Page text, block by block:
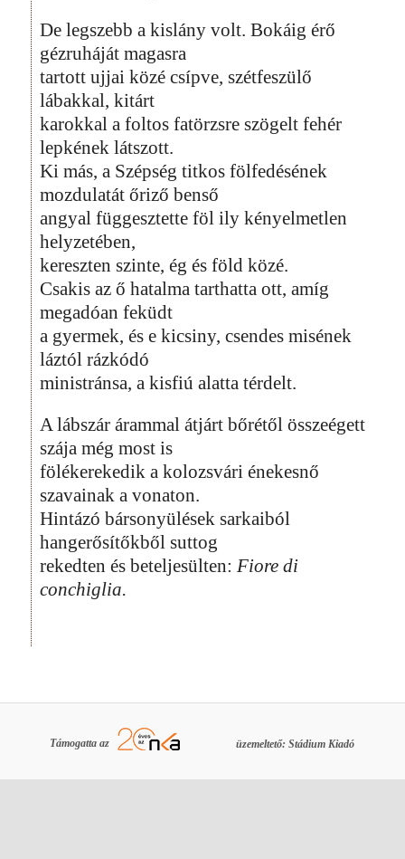
De legszebb a kislány volt. Bokáig érő
gézruháját magasra
tartott ujjai közé csípve, szétfeszülő
lábakkal, kitárt
karokkal a foltos fatörzsre szögelt fehér
lepkének látszott.
Ki más, a Szépség titkos fölfedésének
mozdulatát őriző benső
angyal függesztette föl ily kényelmetlen
helyzetében,
kereszten szinte, ég és föld közé.
Csakis az ő hatalma tarthatta ott, amíg
megadóan feküdt
a gyermek, és e kicsiny, csendes misének
láztól rázkódó
ministránsa, a kisfiú alatta térdelt.
A lábszár árammal átjárt bőrétől összeégett
szája még most is
fölékerekedik a kolozsvári énekesnő
szavainak a vonaton.
Hintázó bársonyülések sarkaiból
hangerősítőkből suttog
rekedten és beteljesülten: Fiore di
conchiglia.
Támogatta az üzemeltető: Stádium Kiadó